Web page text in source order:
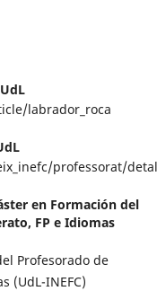
labrador_roca
professorat/
en Formación del
FP e Idiomas
Profesorado de
(UdL-INEFC)